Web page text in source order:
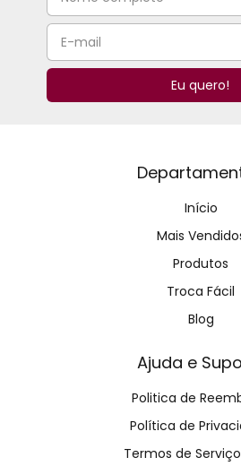
Início
Mais
Produtos
Troca Fácil
Blog
Ajuda e
Politica de
Política de
Termos de